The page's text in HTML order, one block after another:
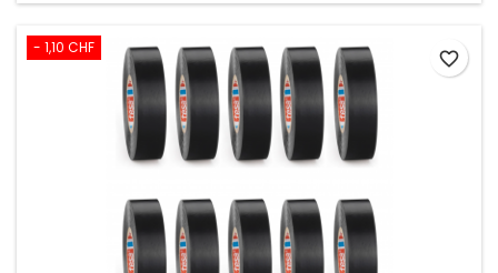
- 1,10 CHF
favorite_border